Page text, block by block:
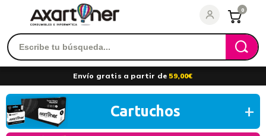
entrar
0
Envío gratis a partir de 59,00€
Cartuchos